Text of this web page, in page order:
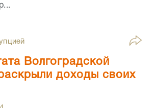
Волгоградской
доходы своих